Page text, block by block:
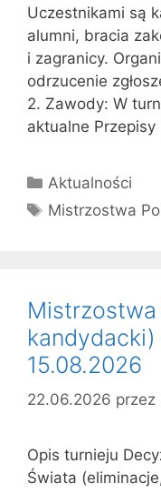
Uczestnikami są
alumni, bracia
i zagranicy.
odrzucenie
2. Zawody: W
aktualne Przepisy
Kategorie
Aktualności
Tagi
Mistrzostwa
kandydacki)
15.08.2026
22.06.2026 przez
Opis turnieju
Świata